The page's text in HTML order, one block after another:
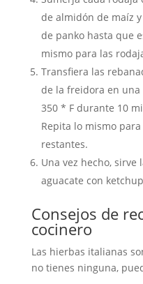
de almidón de maíz
de panko hasta que
mismo para las
Transfiera las
de la freidora en una
350 * F durante 10
Repita lo mismo
restantes.
Una vez hecho, sirve
aguacate con
Consejos de
cocinero
Las hierbas italianas
no tienes ninguna,